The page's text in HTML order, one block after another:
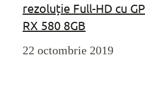
rezoluție Full-HD cu
RX 580 8GB
22 octombrie 2019